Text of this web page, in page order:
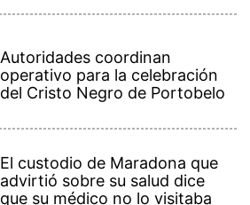
Autoridades coordinan
operativo para la celebración
del Cristo Negro de Portobelo
El custodio de Maradona que
advirtió sobre su salud dice
que su médico no lo visitaba